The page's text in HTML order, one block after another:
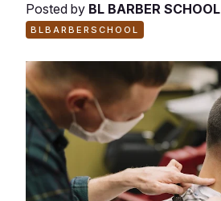
Posted by BL BARBER SCHOOL
BLBARBERSCHOOL